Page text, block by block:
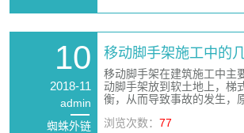
10
2018-11
admin
蜘蛛外链
移动脚手架施工中的
移动脚手架在建筑施工中主
动脚手架放到软土地上，梯
衡，从而导致事故的发生，
浏览次数：77